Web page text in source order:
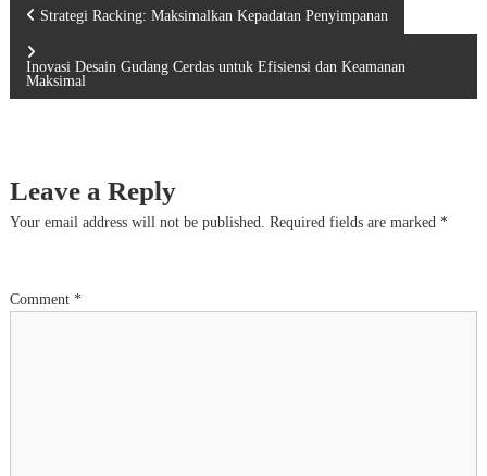
P
n
v
Strategi Racking: Maksimalkan Kepadatan Penyimpanan
Inovasi Desain Gudang Cerdas untuk Efisiensi dan Keamanan
Maksimal
Leave a Reply
Your email address will not be published. Required fields are marked *
Comment *